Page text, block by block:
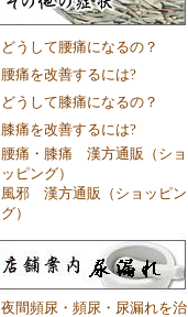
どうして腰痛になるの？
腰痛を改善するには?
どうして膝痛になるの？
膝痛を改善するには?
腰痛・膝痛 漢方通販（ショ
ッピング）
風邪 漢方通販（ショッピン
グ）
夜間頻尿・頻尿・尿漏れを治